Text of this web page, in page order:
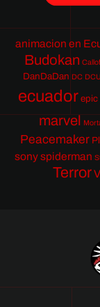
animacion en
Budokan
DanDaDan DC DCU
ecuador epic
marvel
Peacemaker
sony spiderman
Terror